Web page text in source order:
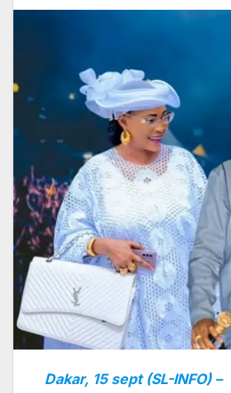
Dakar, 15 sept (SL-INFO) –